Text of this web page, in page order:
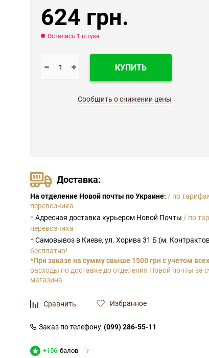
624 грн.
Осталась 1 штука
КУПИТЬ
Сообщить о снижении цены
Доставка:
На отделение Новой почты по Украине: / по
перевозчика
- Адресная доставка курьером Новой Почты / по
перевозчика
- Самовывоз в Киеве, ул. Хорива 31 Б (м.
бесплатно!
*При заказе на сумму свыше 1500 грн с учетом
расходы по доставке до отделения Новой почты за
магазина
Сравнить Избранное
Заказ по телефону (099) 286-55-11
+156 балов ?